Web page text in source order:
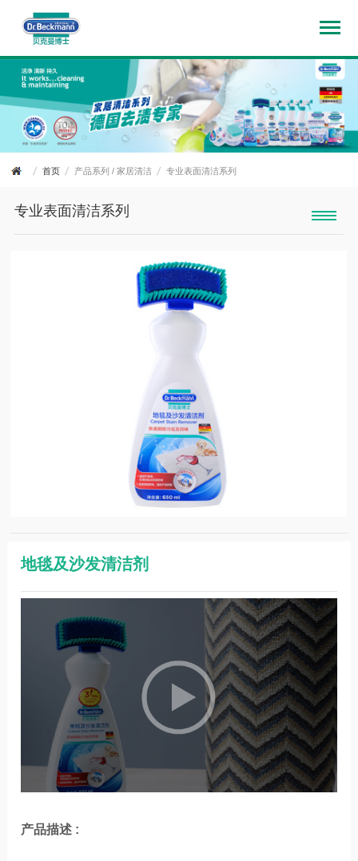
首页 产品系列/ 家居清洁 专业表面清洁系列
专业表面清洁系列
地毯及沙发清洁剂
产品描述 :